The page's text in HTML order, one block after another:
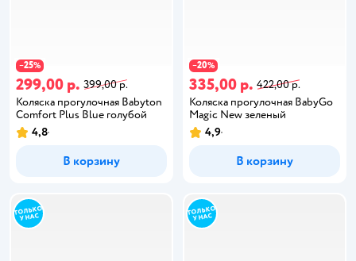
−25%
299,00 р. 399,00 р.
Коляска прогулочная Babyton
Comfort Plus Blue голубой
4,8
В корзину
−20%
335,00 р. 422,00 р.
Коляска прогулочная BabyGo
Magic New зеленый
4,9
В корзину